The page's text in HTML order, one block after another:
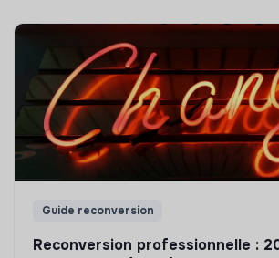
Guide reconversion
Reconversion professionnelle :